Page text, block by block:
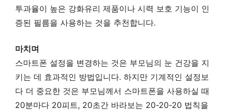
투과율이 높은 강화유리 제품이나 시력 보호 기능이 인
증된 필름을 사용하는 것을 추천합니다.
마치며
스마트폰 설정을 변경하는 것은 부모님의 눈 건강을 지
키는 데 효과적인 방법입니다. 하지만 기계적인 설정보
다 더 중요한 것은 부모님께서 스마트폰을 사용하실 때
20분마다 20피트, 20초간 바라보는 20-20-20 법칙을